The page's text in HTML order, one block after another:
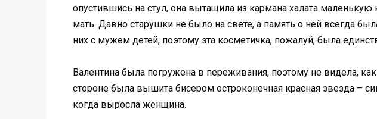
опустившись на стул, она вытащила из кармана халата
мать. Давно старушки не было на свете, а память о ней всегда
них с мужем детей, поэтому эта косметичка, пожалуй, была
Валентина была погружена в переживания, поэтому не видела,
стороне была вышита бисером остроконечная красная звезда –
когда выросла женщина.